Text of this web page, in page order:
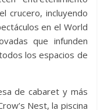
crucero, incluyendo
en el World
que infunden
los espacios de
de cabaret y más
Nest, la piscina